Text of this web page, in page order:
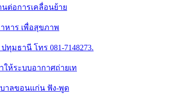
ต่อการเคลื่อนย้าย
าหาร เพื่อสุขภาพ
มธานี โทร 081-7148273.
ห้ระบบอากาศถ่ายเท
บาลขอนแก่น ฟัง-พูด